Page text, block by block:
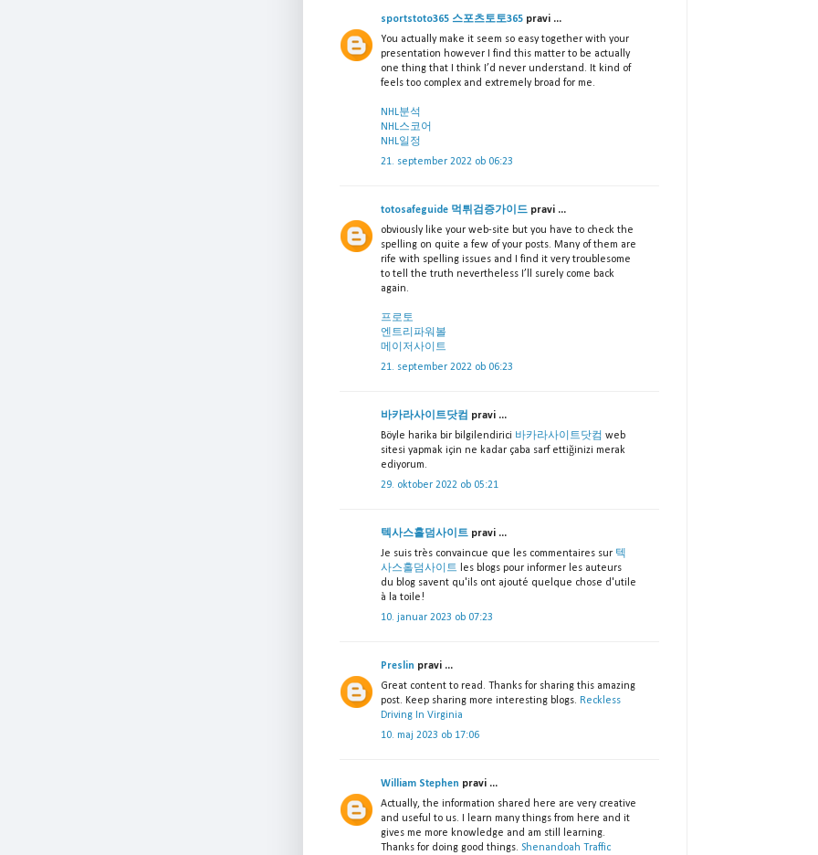
sportstoto365 스포츠토토365 pravi ...
You actually make it seem so easy together with your
presentation however I find this matter to be actually
one thing that I think I’d never understand. It kind of
feels too complex and extremely broad for me.
NHL분석
NHL스코어
NHL일정
21. september 2022 ob 06:23
totosafeguide 먹튀검증가이드 pravi ...
obviously like your web-site but you have to check the
spelling on quite a few of your posts. Many of them are
rife with spelling issues and I find it very troublesome
to tell the truth nevertheless I’ll surely come back
again.
프로토
엔트리파워볼
메이저사이트
21. september 2022 ob 06:23
바카라사이트닷컴 pravi ...
Böyle harika bir bilgilendirici 바카라사이트닷컴 web
sitesi yapmak için ne kadar çaba sarf ettiğinizi merak
ediyorum.
29. oktober 2022 ob 05:21
텍사스홀덤사이트 pravi ...
Je suis très convaincue que les commentaires sur 텍
사스홀덤사이트 les blogs pour informer les auteurs
du blog savent qu'ils ont ajouté quelque chose d'utile
à la toile!
10. januar 2023 ob 07:23
Preslin pravi ...
Great content to read. Thanks for sharing this amazing
post. Keep sharing more interesting blogs. Reckless
Driving In Virginia
10. maj 2023 ob 17:06
William Stephen pravi ...
Actually, the information shared here are very creative
and useful to us. I learn many things from here and it
gives me more knowledge and am still learning.
Thanks for doing good things. Shenandoah Traffic